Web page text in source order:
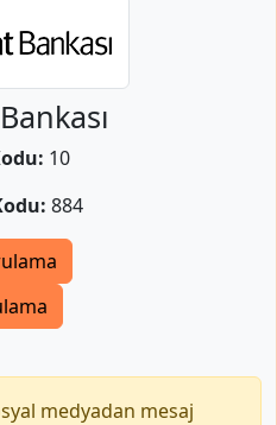
10
884
medyadan mesaj